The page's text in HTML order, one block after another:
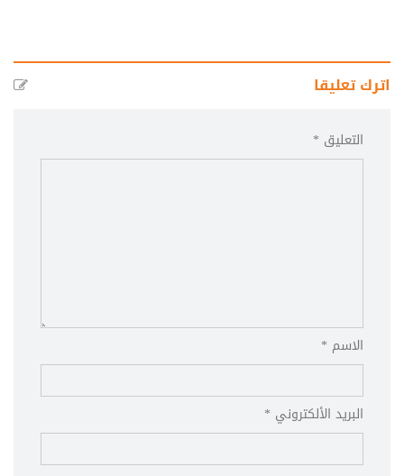
اترك تعليقا
التعليق *
الاسم *
البريد الألكتروني *